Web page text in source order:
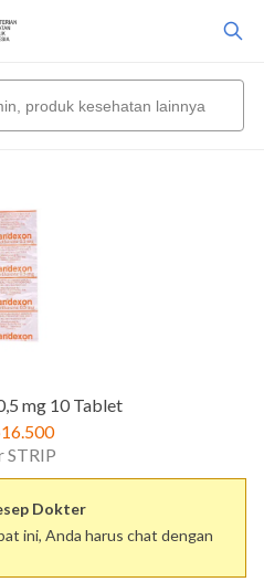
mg 10 Tablet
STRIP
Dokter
ini, Anda harus chat dengan